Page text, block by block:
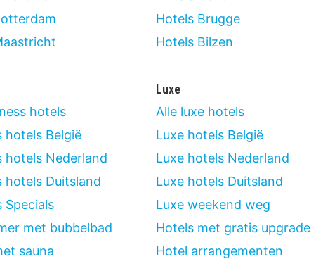
Hotels Brugge
Hotels Bilzen
hotels
hotels België
hotels Nederland
hotels Duitsland
Specials
met bubbelbad
sauna
Luxe
Alle luxe hotels
Luxe hotels België
Luxe hotels Nederland
Luxe hotels Duitsland
Luxe weekend weg
Hotels met gratis upgrade
Hotel arrangementen